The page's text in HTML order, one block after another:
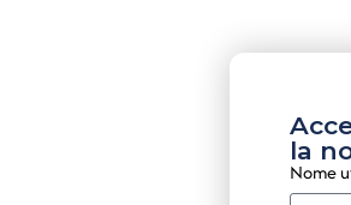
la
Nome